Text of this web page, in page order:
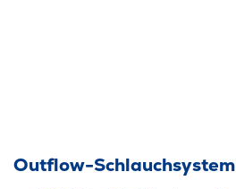
Outflow-Schlauchsystem